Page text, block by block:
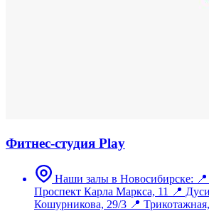
Фитнес-студия Play
Наши залы в Новосибирске: 📍
Проспект Карла Маркса, 11 📍
Кошурникова, 29/3 📍